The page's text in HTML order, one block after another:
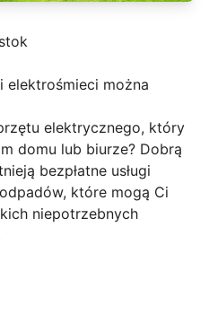
elektrośmieci można
elektrycznego, który
domu lub biurze? Dobrą
bezpłatne usługi
które mogą Ci
niepotrzebnych